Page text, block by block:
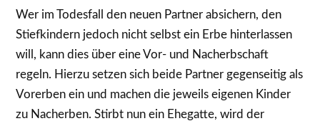
Wer im Todesfall den neuen Partner absichern, den
Stiefkindern jedoch nicht selbst ein Erbe hinterlassen
will, kann dies über eine Vor- und Nacherbschaft
regeln. Hierzu setzen sich beide Partner gegenseitig als
Vorerben ein und machen die jeweils eigenen Kinder
zu Nacherben. Stirbt nun ein Ehegatte, wird der